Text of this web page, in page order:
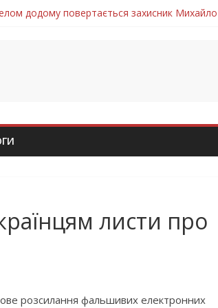
додому повертається захисник
Володимира Вельму
повертається до рідного дому «на щиті»
Володимира Дичку
листи про
розсилання фальшивих електронних